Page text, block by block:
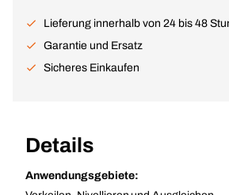
Lieferung innerhalb von 24 bis 48
Garantie und Ersatz
Sicheres Einkaufen
Details
Anwendungsgebiete: